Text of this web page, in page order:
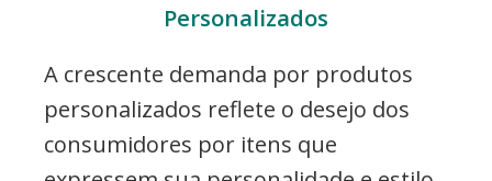
Personalizados
A crescente demanda por produtos
personalizados reflete o desejo dos
consumidores por itens que